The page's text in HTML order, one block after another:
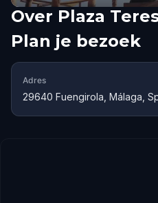
Over Plaza
Plan je bezoek
Adres
29640 Fuengirola, Málaga,